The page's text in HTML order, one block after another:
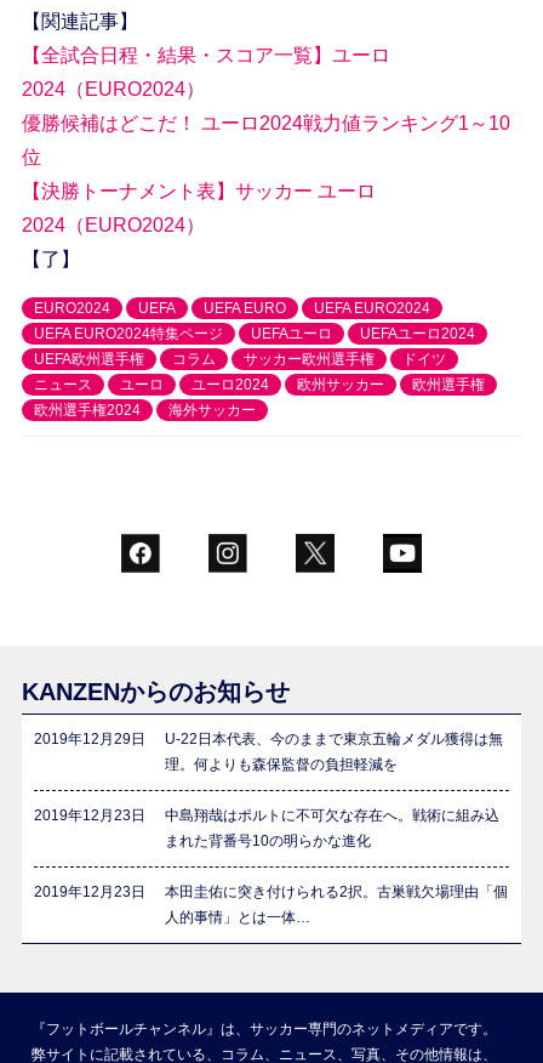
【関連記事】
【全試合日程・結果・スコア一覧】ユーロ
2024（EURO2024）
優勝候補はどこだ！ ユーロ2024戦力値ランキング1～10
位
【決勝トーナメント表】サッカー ユーロ
2024（EURO2024）
【了】
EURO2024 UEFA UEFA EURO
UEFA EURO2024
UEFA EURO2024特集ページ
UEFAユーロ
UEFAユーロ2024
UEFA欧州選手権
コラム サッカー欧州選手権
ドイツ
ニュース
ユーロ ユーロ2024 欧州サッカー
欧州選手権
欧州選手権2024
海外サッカー
KANZENからのお知らせ
2019年12月29日
U-22日本代表、今のままで東京五輪メダル獲得は無
理。何よりも森保監督の負担軽減を
2019年12月23日
中島翔哉はポルトに不可欠な存在へ。戦術に組み込
まれた背番号10の明らかな進化
2019年12月23日
本田圭佑に突き付けられる2択。古巣戦欠場理由「個
人的事情」とは一体…
『フットボールチャンネル』は、サッカー専門のネットメディアです。
弊サイトに記載されている、コラム、ニュース、写真、その他情報は、